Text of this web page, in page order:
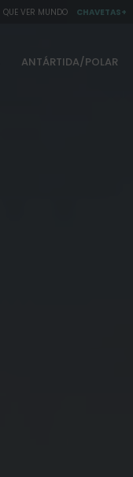
QUE VER MUNDO CHAVETAS+
ANTÁRTIDA/POLAR